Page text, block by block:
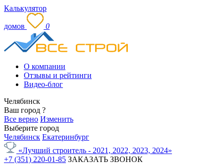
Калькулятор
домов 0
О компании
Отзывы и рейтинги
Видео-блог
Челябинск
Ваш город ?
Все верно Изменить
Выберите город
Челябинск Екатеринбург
«Лучший строитель - 2021, 2022, 2023, 2024»
+7 (351) 220-01-85 ЗАКАЗАТЬ ЗВОНОК